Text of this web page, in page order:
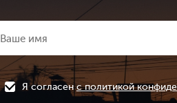
Я согласенс политикой